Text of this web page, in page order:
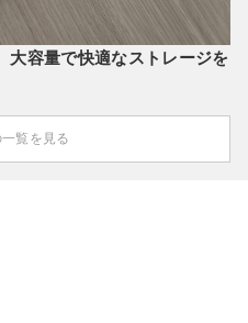
大容量で快適なストレージを
覧を見る